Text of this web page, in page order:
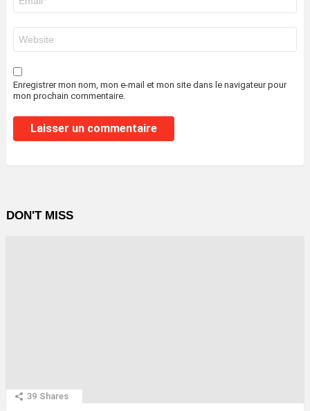
mail
*
web
Enregistrer mon nom, mon e-mail et mon site dans le navigateur pour
mon prochain commentaire.
DON'T MISS
39 Shares